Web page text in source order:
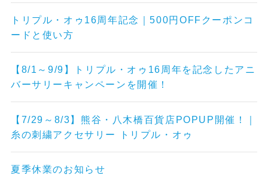
トリプル・オゥ16周年記念｜500円OFFクーポンコ
ードと使い方
【8/1～9/9】トリプル・オゥ16周年を記念したアニ
バーサリーキャンペーンを開催！
【7/29～8/3】熊谷・八木橋百貨店POPUP開催！｜
糸の刺繍アクセサリー トリプル・オゥ
夏季休業のお知らせ